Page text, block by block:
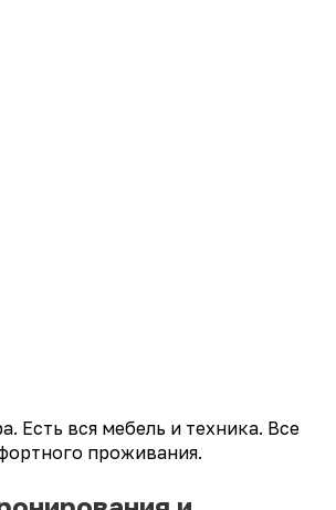
Есть вся мебель и техника. Все
проживания.